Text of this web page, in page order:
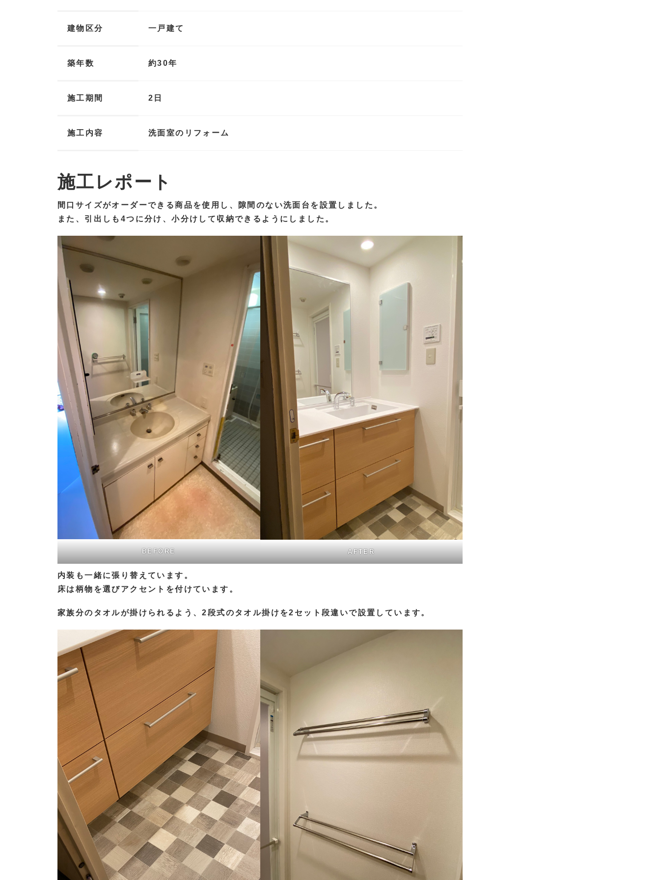
建物区分 一戸建て
築年数 約30年
施工期間 2日
施工内容 洗面室のリフォーム
施工レポート
間口サイズがオーダーできる商品を使用し、隙間のない洗面台を設置しました。
また、引出しも4つに分け、小分けして収納できるようにしました。
BEFORE AFTER
内装も一緒に張り替えています。
床は柄物を選びアクセントを付けています。
家族分のタオルが掛けられるよう、2段式のタオル掛けを2セット段違いで設置しています。